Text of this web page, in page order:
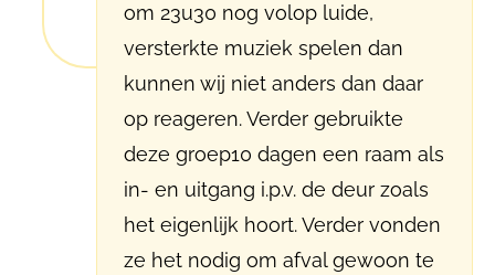
om 23u30 nog volop luide,
versterkte muziek spelen dan
kunnen wij niet anders dan daar
op reageren. Verder gebruikte
deze groep10 dagen een raam als
in- en uitgang i.p.v. de deur zoals
het eigenlijk hoort. Verder vonden
ze het nodig om afval gewoon te